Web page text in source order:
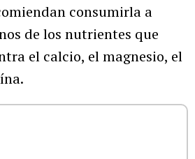
consumirla a
de los nutrientes que
el calcio, el magnesio, el